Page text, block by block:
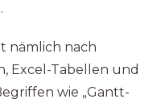
nämlich nach
Excel-Tabellen und
wie „Gantt-